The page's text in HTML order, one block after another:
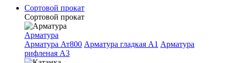
Сортовой прокат
Сортовой прокат
Арматура
Арматура Ат800 Арматура гладкая A1 Арматура
рифленая A3